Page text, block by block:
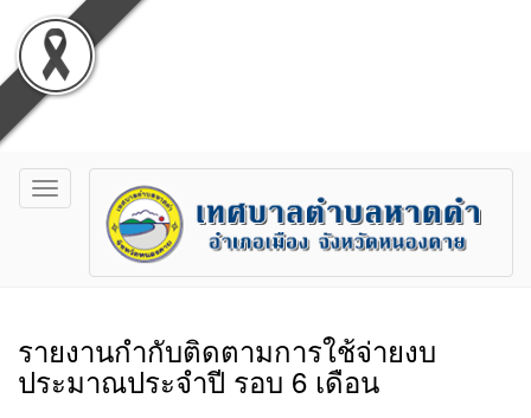
Toggle
navigation
รายงานกำกับติดตามการใช้จ่ายงบ
ประมาณประจำปี รอบ 6 เดือน